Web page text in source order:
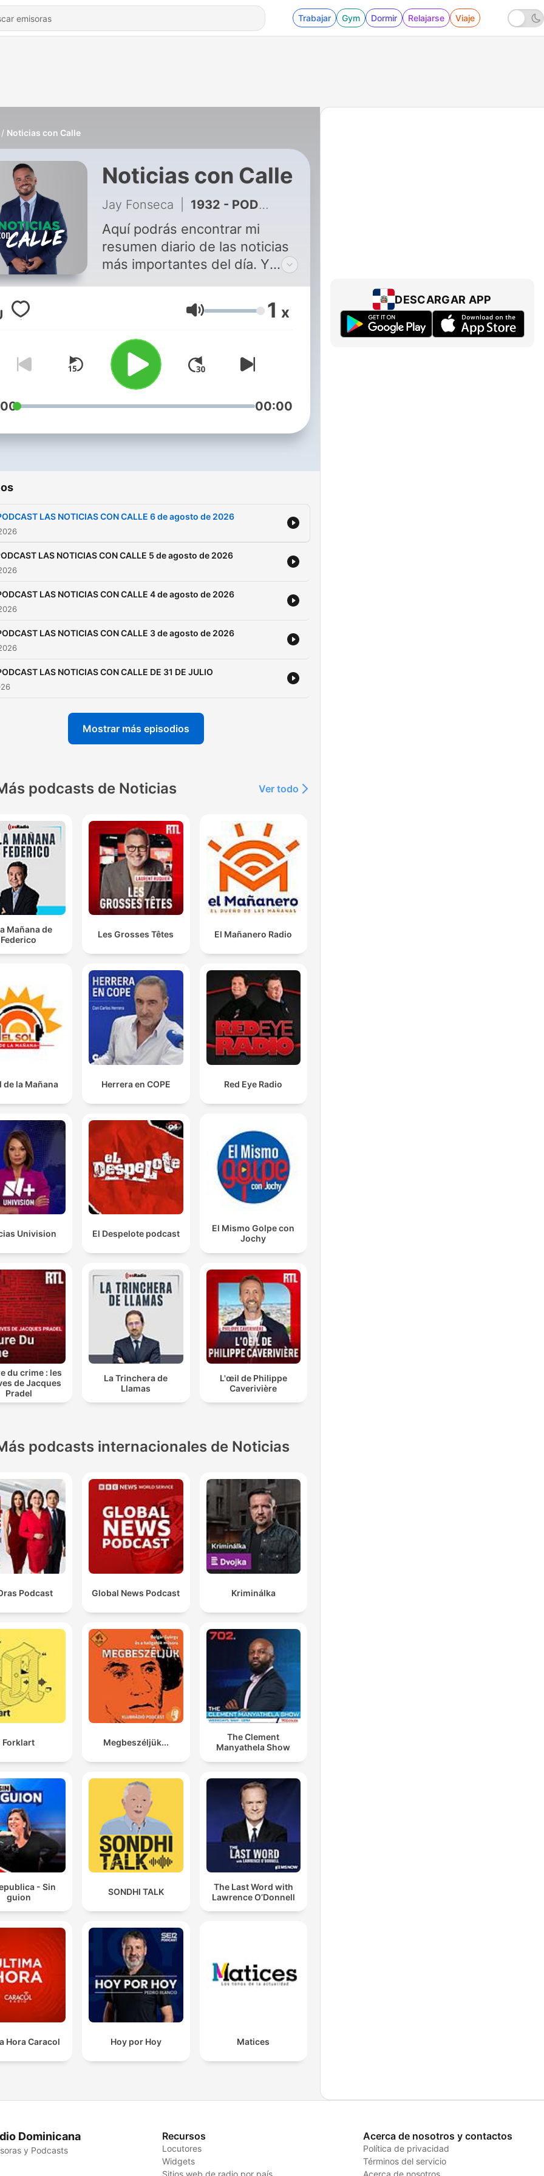
Trabajar Gym Dormir Relajarse Viaje
Noticias con Calle
Noticias con Calle
Jay Fonseca 1932 - PODCAST LAS NOTICIAS CON CALLE 6 de agosto de 2026
Aquí podrás encontrar mi
resumen diario de las noticias
más importantes del día. Y
tengo con algunos de mis
panas sobre los asuntos del
Volumen 1 x
00:00
LAS NOTICIAS CON CALLE 6 de agosto de 2026
LAS NOTICIAS CON CALLE 5 de agosto de 2026
LAS NOTICIAS CON CALLE 4 de agosto de 2026
LAS NOTICIAS CON CALLE 3 de agosto de 2026
LAS NOTICIAS CON CALLE DE 31 DE JULIO
Mostrar más episodios
podcasts de Noticias Ver todo
Mañana de
Federico
Les Grosses Têtes El Mañanero Radio
de la Mañana Herrera en COPE Red Eye Radio
Univision El Despelote podcast
El Mismo Golpe con
Jochy
du crime : les
de Jacques
Pradel
La Trinchera de
Llamas
L'œil de Philippe
Caverivière
podcasts internacionales de Noticias
Podcast Global News Podcast Kriminálka
Forklart Megbeszéljük...
The Clement
Manyathela Show
- Sin
guion
SONDHI TALK
The Last Word with
Lawrence O’Donnell
Hora Caracol Hoy por Hoy Matices
DESCARGAR APP
Dominicana
y Podcasts
Recursos
Locutores
Widgets
Sitios web de radio por país
Acerca de nosotros y contactos
Política de privacidad
Términos del servicio
Acerca de nosotros